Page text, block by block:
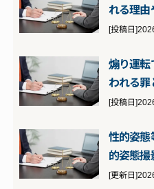
れる理
[投稿日
煽り運
われる
[投稿日
性的姿
的姿態
[更新日